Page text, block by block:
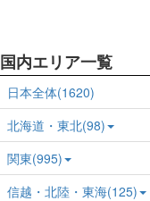
国内エリア一覧
日本全体(1620)
北海道・東北(98)
関東(995)
信越・北陸・東海(125)